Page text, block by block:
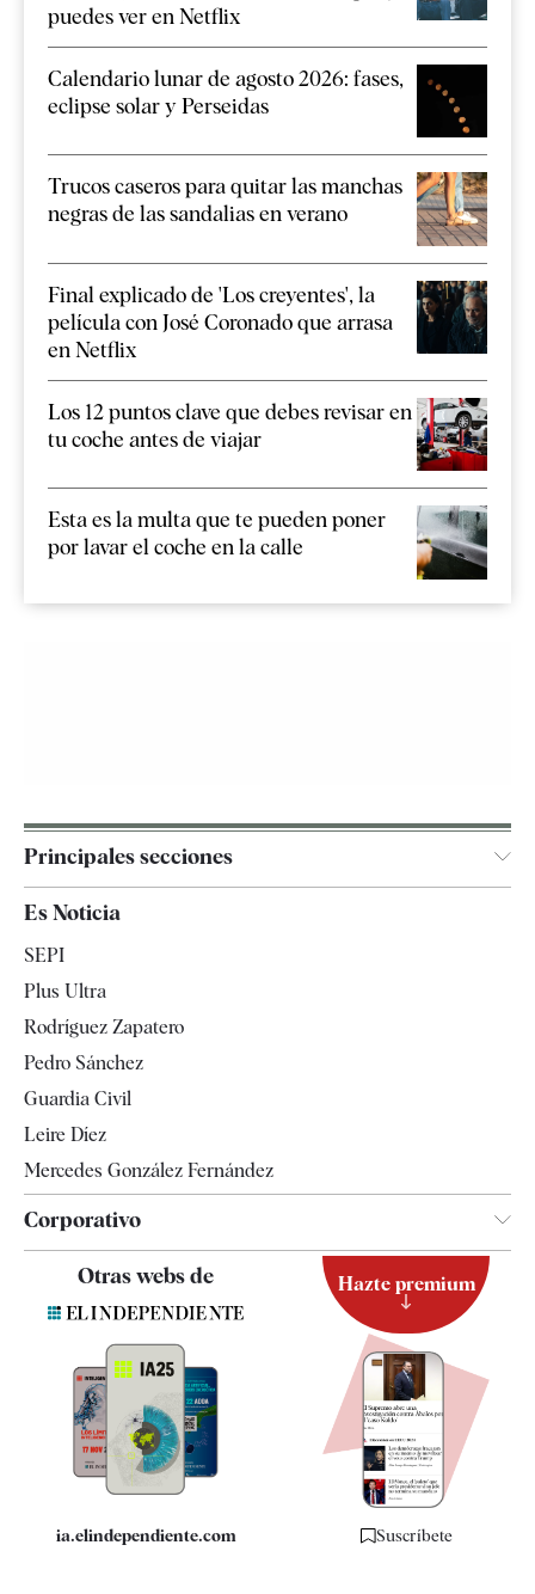
puedes ver en Netflix
Calendario lunar de agosto 2026: fases,
eclipse solar y Perseidas
Trucos caseros para quitar las manchas
negras de las sandalias en verano
Final explicado de 'Los creyentes', la
película con José Coronado que arrasa
en Netflix
Los 12 puntos clave que debes revisar en
tu coche antes de viajar
Esta es la multa que te pueden poner
por lavar el coche en la calle
Principales secciones
España
Televisión
Es Noticia
SEPI
Plus Ultra
Rodríguez Zapatero
Pedro Sánchez
Guardia Civil
Leire Díez
Mercedes González Fernández
Corporativo
Contacto
Quiénes somos
Especificaciones
Otras webs de
ia.elindependiente.com
Hazte premium
Suscríbete